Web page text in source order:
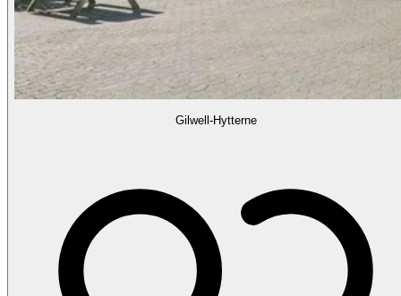
Gilwell-Hytterne